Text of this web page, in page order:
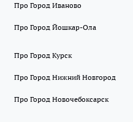
Про Город Иваново
Про Город Йошкар-Ола
Про Город Курск
Про Город Нижний Новгород
Про Город Новочебоксарск